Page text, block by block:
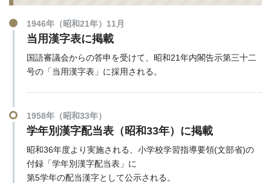
1946年（昭和21年）11月
当用漢字表に掲載
国語審議会からの答申を受けて、昭和21年内閣告示第三十二
号の「当用漢字表」に採用される。
1958年（昭和33年）
学年別漢字配当表（昭和33年）に掲載
昭和36年度より実施される、小学校学習指導要領(文部省)の
付録「学年別漢字配当表」に
第5学年の配当漢字として公示される。